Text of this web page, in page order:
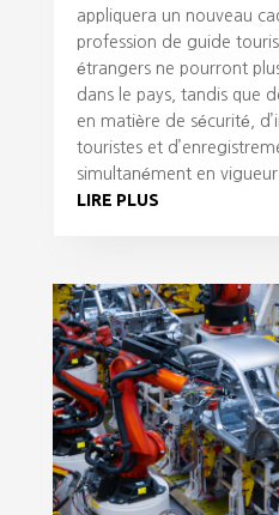
appliquera un nouveau
profession de guide
étrangers ne pourront
dans le pays, tandis que
en matière de sécurité,
touristes et
simultanément en vigueur.
LIRE PLUS